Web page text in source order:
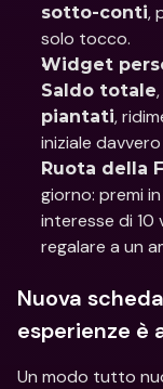
sotto-conti,
solo tocco.
Widget
Saldo totale,
piantati,
iniziale
Ruota della
giorno: premi
interesse di 10
regalare a un
Nuova
esperienze è
Un modo tutto